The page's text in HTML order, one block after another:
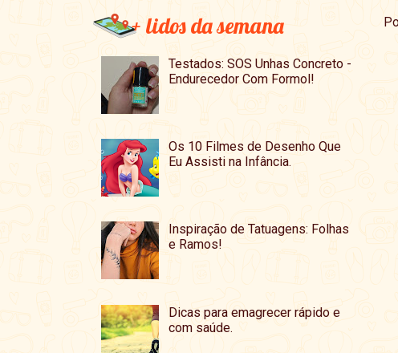
+ lidos da semana
Testados: SOS Unhas Concreto -
Endurecedor Com Formol!
Os 10 Filmes de Desenho Que
Eu Assisti na Infância.
Inspiração de Tatuagens: Folhas
e Ramos!
Dicas para emagrecer rápido e
com saúde.